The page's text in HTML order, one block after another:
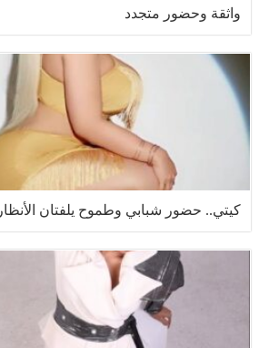
واثقة وحضور متجدد
كيتي.. حضور شبابي وطموح يلفتان الأنظار